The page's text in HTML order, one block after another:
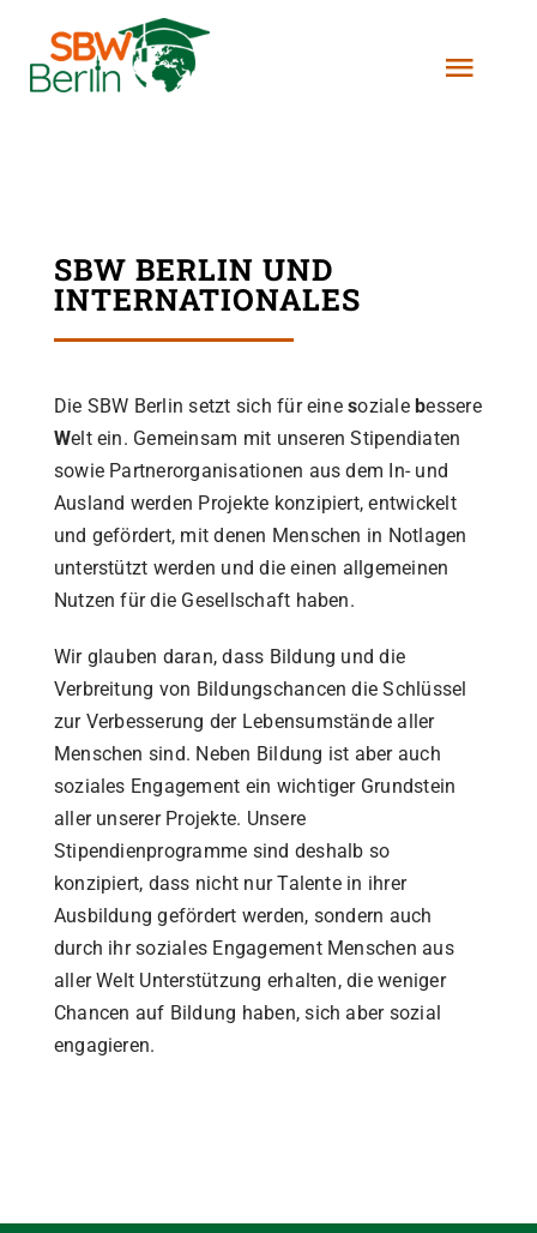
springen
Projekte
Helfen
Kontakt
SBW BERLIN UND
INTERNATIONALES
Die SBW Berlin setzt sich für einesoziale bessere
Welt ein. Gemeinsam mit unseren Stipendiaten
sowie Partnerorganisationen aus dem In- und
Ausland werden Projekte konzipiert, entwickelt
und gefördert, mit denen Menschen in Notlagen
unterstützt werden und die einen allgemeinen
Nutzen für die Gesellschaft haben.
Wir glauben daran, dass Bildung und die
Verbreitung von Bildungschancen die Schlüssel
zur Verbesserung der Lebensumstände aller
Menschen sind. Neben Bildung ist aber auch
soziales Engagement ein wichtiger Grundstein
aller unserer Projekte. Unsere
Stipendienprogramme sind deshalb so
konzipiert, dass nicht nur Talente in ihrer
Ausbildung gefördert werden, sondern auch
durch ihr soziales Engagement Menschen aus
aller Welt Unterstützung erhalten, die weniger
Chancen auf Bildung haben, sich aber sozial
engagieren.